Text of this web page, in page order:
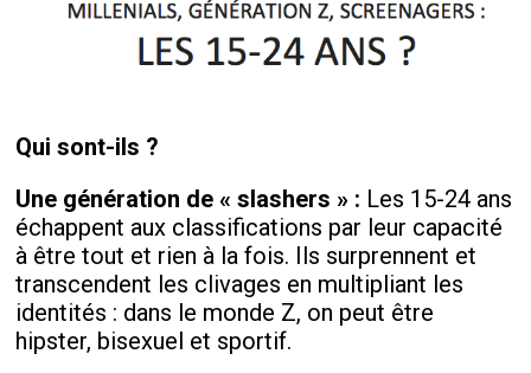
Qui sont-ils ?
Une génération de « slashers » : Les 15-24 ans
échappent aux classifications par leur capacité
à être tout et rien à la fois. Ils surprennent et
transcendent les clivages en multipliant les
identités : dans le monde Z, on peut être
hipster, bisexuel et sportif.